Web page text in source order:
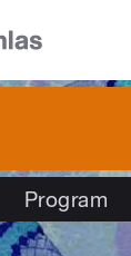
Program